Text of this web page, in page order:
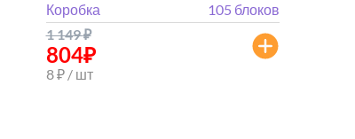
Коробка
105 блоков
1 149₽
804₽
8 ₽ / шт